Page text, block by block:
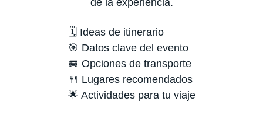
de la experiencia.
🗓️ Ideas de itinerario
🎯 Datos clave del evento
🚐 Opciones de transporte
🍴 Lugares recomendados
🌟 Actividades para tu viaje